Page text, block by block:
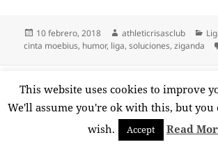
Publicado
el
10 febrero, 2018 Autor
athleticrisasclub
cinta moebius, humor, liga,soluciones,ziganda
Funciona gracias a WordPress
This website uses cookies to improve
We'll assume you're ok with this, but you
wish.
Accept Read